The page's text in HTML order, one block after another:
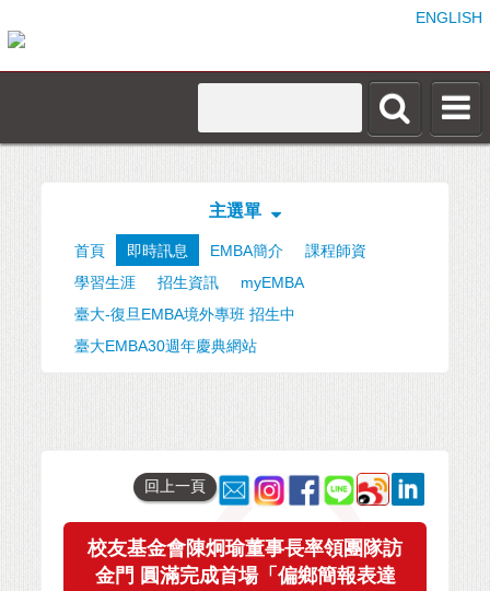
ENGLISH
主選單
首頁 即時訊息 EMBA簡介
課程師資
學習生涯
招生資訊
myEMBA
臺大-復旦EMBA境外專班 招生中
臺大EMBA30週年慶典網站
回上一頁
校友基金會陳炯瑜董事長率領團隊訪
金門 圓滿完成首場「偏鄉簡報表達